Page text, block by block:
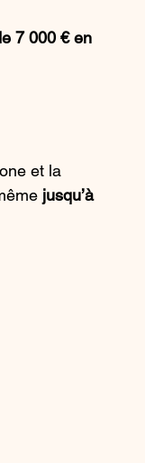
7 000 € en
et la
jusqu’à